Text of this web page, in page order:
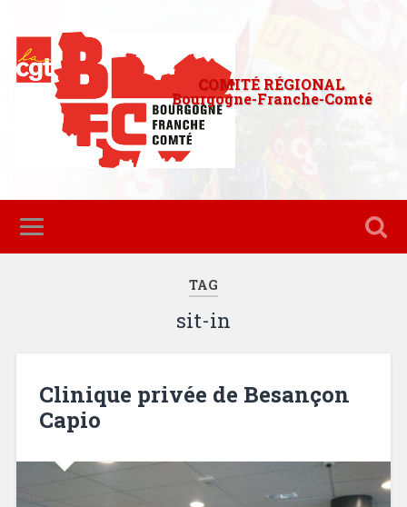
COMITÉ RÉGIONAL
Bourgogne-Franche-Comté
TAG
sit-in
Clinique privée de Besançon
Capio